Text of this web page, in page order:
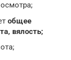
общее
вялость;